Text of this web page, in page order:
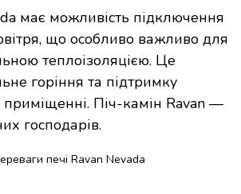
має можливість підключення
що особливо важливо для
теплоізоляцією. Це
горіння та підтримку
приміщенні. Піч-камін Ravan —
господарів.